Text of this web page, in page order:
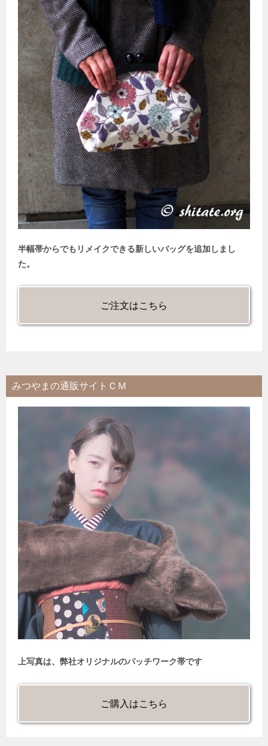
半幅帯からでもリメイクできる新しいバッグを追加しまし
た。
ご注文はこちら
みつやまの通販サイトＣＭ
上写真は、弊社オリジナルのパッチワーク帯です
ご購入はこちら